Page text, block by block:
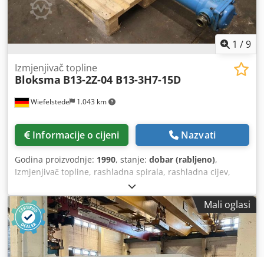
1 /9
Wiefelstede 1.043 km
Izmjenjivač topline
Bloksma B13-2Z-04 B13-3H7-15D
Informacije o cijeni Nazvati
Godina proizvodnje: 1990, stanje: dobar (rabljeno),
Izmjenjivač topline, rashladna spirala, rashladna cijev,
rashladna spirala, izmjenjivač topline s cijevnim snopom
Cedpswu Tk Sjfx Af Aoha - Proizvođač: Bloksma, izmjenjivač
topline s cijevnim snopom - Tip: B13-2Z-04 B13-3H7-15D -
Radni tlak: 6,5 / 3,5 bara - Dimenzije: 2235/340/V155 mm -
Težina: 61 kg
Mali oglasi